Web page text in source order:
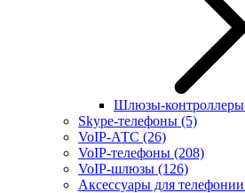
Шлюзы-контроллеры
Skype-телефоны (5)
VoIP-АТС (26)
VoIP-телефоны (208)
VoIP-шлюзы (126)
Аксессуары для телефонии